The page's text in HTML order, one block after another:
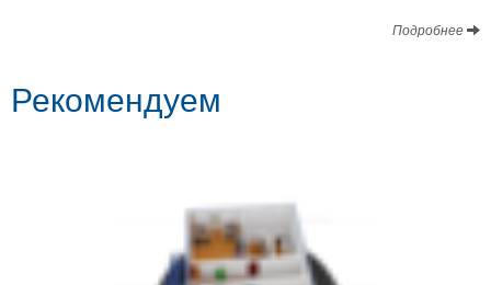
Подробнее
Рекомендуем